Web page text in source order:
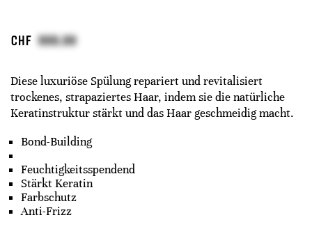
CHF
Diese luxuriöse Spülung repariert und revitalisiert
trockenes, strapaziertes Haar, indem sie die natürliche
Keratinstruktur stärkt und das Haar geschmeidig macht.​
Bond-Building
Feuchtigkeitsspendend​
Stärkt Keratin​
Farbschutz​
Anti-Frizz​